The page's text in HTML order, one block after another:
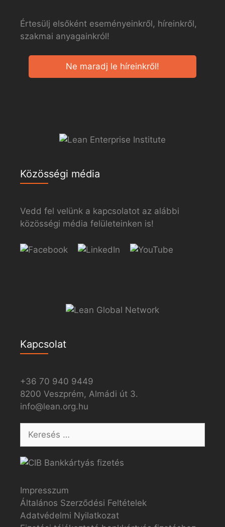
Értesülj elsőként eseményeinkről, híreinkről,
szakmai anyagainkról!
Ne maradj le híreinkről!
Közösségi média
Vedd fel velünk a kapcsolatot az alábbi
közösségi média felületeinken is!
Kapcsolat
+36 70 940 9449
8200 Veszprém, Almádi út 3.
info@lean.org.hu
Impresszum
Általános Szerződési Feltételek
Adatvédelmi Nyilatkozat